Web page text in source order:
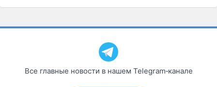
Все главные новости в нашем Telegram‑канале